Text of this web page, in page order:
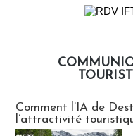
Comment l’IA de
l’attractivité